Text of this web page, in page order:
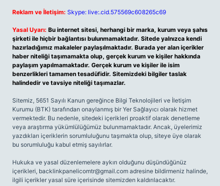
Reklam ve İletişim: Skype: live:.cid.575569c608265c69
Yasal Uyarı: Bu internet sitesi, herhangi bir marka, kurum veya şahıs
şirketi ile hiçbir bağlantısı bulunmamaktadır. Sitede yalnızca kendi
hazırladığımız makaleler paylaşılmaktadır. Burada yer alan içerikler
haber niteliği taşımamakta olup, gerçek kurum ve kişiler hakkında
paylaşım yapılmamaktadır. Gerçek kurum ve kişiler ile isim
benzerlikleri tamamen tesadüfidir. Sitemizdeki bilgiler taslak
halindedir ve tavsiye niteliği taşımazlar.
Sitemiz, 5651 Sayılı Kanun gereğince Bilgi Teknolojileri ve İletişim
Kurumu (BTK) tarafından onaylanmış bir Yer Sağlayıcı olarak hizmet
vermektedir. Bu nedenle, sitedeki içerikleri proaktif olarak denetleme
veya araştırma yükümlülüğümüz bulunmamaktadır. Ancak, üyelerimiz
yazdıkları içeriklerin sorumluluğunu taşımakta olup, siteye üye olarak
bu sorumluluğu kabul etmiş sayılırlar.
Hukuka ve yasal düzenlemelere aykırı olduğunu düşündüğünüz
içerikleri, backlinkpanelicomtr@gmail.com adresine bildirmeniz halinde,
ilgili içerikler yasal süre içerisinde sitemizden kaldırılacaktır.